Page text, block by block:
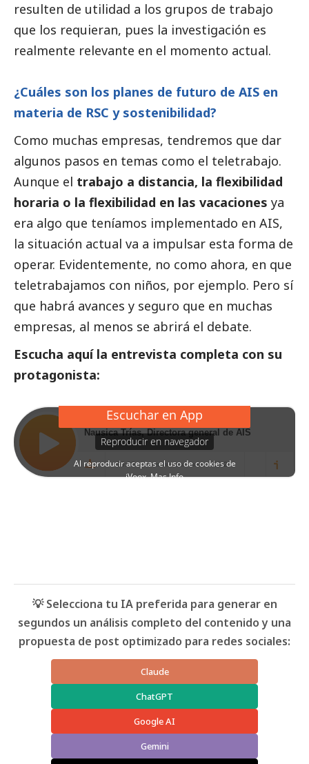
resulten de utilidad a los grupos de trabajo
que los requieran, pues la investigación es
realmente relevante en el momento actual.
¿Cuáles son los planes de futuro de AIS en
materia de RSC y sostenibilidad?
Como muchas empresas, tendremos que dar
algunos pasos en temas como el teletrabajo.
Aunque el trabajo a distancia, la flexibilidad
horaria o la flexibilidad en las vacaciones ya
era algo que teníamos implementado en AIS,
la situación actual va a impulsar esta forma de
operar. Evidentemente, no como ahora, en que
teletrabajamos con niños, por ejemplo. Pero sí
que habrá avances y seguro que en muchas
empresas, al menos se abrirá el debate.
Escucha aquí la entrevista completa con su
protagonista:
💡 Selecciona tu IA preferida para generar en
segundos un análisis completo del contenido y una
propuesta de post optimizado para redes sociales:
Claude
ChatGPT
Google AI
Gemini